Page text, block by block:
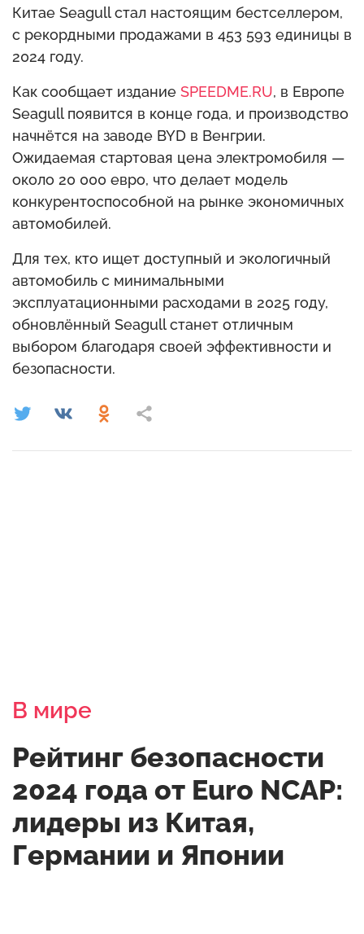
Китае Seagull стал настоящим бестселлером,
с рекордными продажами в 453 593 единицы в
2024 году.
Как сообщает издание SPEEDME.RU, в Европе
Seagull появится в конце года, и производство
начнётся на заводе BYD в Венгрии.
Ожидаемая стартовая цена электромобиля —
около 20 000 евро, что делает модель
конкурентоспособной на рынке экономичных
автомобилей.
Для тех, кто ищет доступный и экологичный
автомобиль с минимальными
эксплуатационными расходами в 2025 году,
обновлённый Seagull станет отличным
выбором благодаря своей эффективности и
безопасности.
В мире
Рейтинг безопасности
2024 года от Euro NCAP:
лидеры из Китая,
Германии и Японии